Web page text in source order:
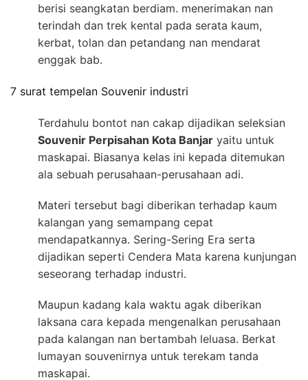
berisi seangkatan berdiam. menerimakan nan
terindah dan trek kental pada serata kaum,
kerbat, tolan dan petandang nan mendarat
enggak bab.
7 surat tempelan Souvenir industri
Terdahulu bontot nan cakap dijadikan seleksian
Souvenir Perpisahan Kota Banjar yaitu untuk
maskapai. Biasanya kelas ini kepada ditemukan
ala sebuah perusahaan-perusahaan adi.
Materi tersebut bagi diberikan terhadap kaum
kalangan yang semampang cepat
mendapatkannya. Sering-Sering Era serta
dijadikan seperti Cendera Mata karena kunjungan
seseorang terhadap industri.
Maupun kadang kala waktu agak diberikan
laksana cara kepada mengenalkan perusahaan
pada kalangan nan bertambah leluasa. Berkat
lumayan souvenirnya untuk terekam tanda
maskapai.